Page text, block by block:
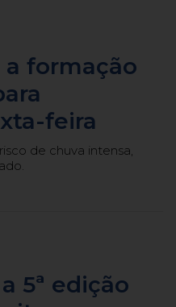
a formação
feira
de chuva intensa,
5ª edição